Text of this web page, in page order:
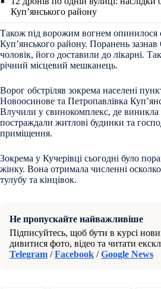
Куп’янського району
Також під ворожим вогнем опинилося
Купʼянського району. Поранень зазнав
чоловік, його доставили до лікарні.
річний місцевий мешканець.
Ворог обстріляв зокрема населені
Новоосинове та Петропавлівка
Влучили у свинокомплекс, де
постраждали житлові будинки та
приміщення.
Зокрема у Кучерівці сьогодні було
жінку. Вона отримала численні
тулубу та кінцівок.
Не пропускайте найважливіше
Підписуйтесь, щоб бути в курсі
дивитися фото, відео та читати
Telegram /Facebook /Google News